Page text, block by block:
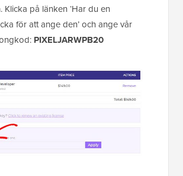
Klicka på länken ‘Har du en
för att ange den’ och ange vår
PIXELJARWPB20